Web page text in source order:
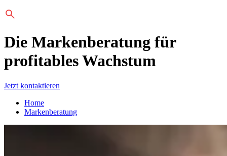
Die Marken­beratung für
profitables Wachstum
Jetzt kontaktieren
Home
Markenberatung